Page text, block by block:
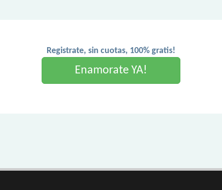
Registrate, sin cuotas, 100% gratis!
Enamorate YA!